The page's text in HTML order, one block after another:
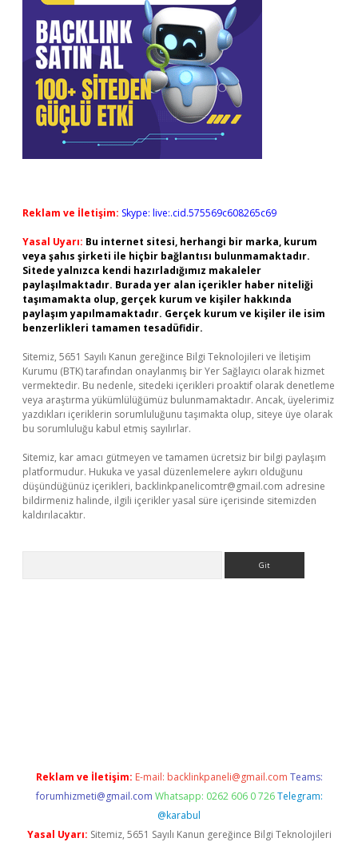
Reklam ve İletişim: Skype: live:.cid.575569c608265c69
Yasal Uyarı: Bu internet sitesi, herhangi bir marka, kurum
veya şahıs şirketi ile hiçbir bağlantısı bulunmamaktadır.
Sitede yalnızca kendi hazırladığımız makaleler
paylaşılmaktadır. Burada yer alan içerikler haber niteliği
taşımamakta olup, gerçek kurum ve kişiler hakkında
paylaşım yapılmamaktadır. Gerçek kurum ve kişiler ile isim
benzerlikleri tamamen tesadüfidir.
Sitemiz, 5651 Sayılı Kanun gereğince Bilgi Teknolojileri ve İletişim
Kurumu (BTK) tarafından onaylanmış bir Yer Sağlayıcı olarak hizmet
vermektedir. Bu nedenle, sitedeki içerikleri proaktif olarak denetleme
veya araştırma yükümlülüğümüz bulunmamaktadır. Ancak, üyelerimiz
yazdıkları içeriklerin sorumluluğunu taşımakta olup, siteye üye olarak
bu sorumluluğu kabul etmiş sayılırlar.
Sitemiz, kar amacı gütmeyen ve tamamen ücretsiz bir bilgi paylaşım
platformudur. Hukuka ve yasal düzenlemelere aykırı olduğunu
düşündüğünüz içerikleri, backlinkpanelicomtr@gmail.com adresine
bildirmeniz halinde, ilgili içerikler yasal süre içerisinde sitemizden
kaldırılacaktır.
Reklam ve İletişim: E-mail: backlinkpaneli@gmail.com Teams:
forumhizmeti@gmail.com Whatsapp: 0262 606 0 726 Telegram:
@karabul
Yasal Uyarı: Sitemiz, 5651 Sayılı Kanun gereğince Bilgi Teknolojileri